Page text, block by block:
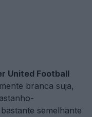
United Football
branca suja,
semelhante